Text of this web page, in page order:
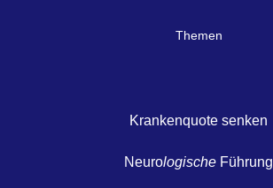
Themen
Krankenquote senken
Neurologische Führung